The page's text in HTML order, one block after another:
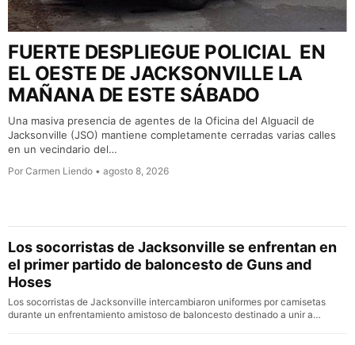
FUERTE DESPLIEGUE POLICIAL EN
EL OESTE DE JACKSONVILLE LA
MAÑANA DE ESTE SÁBADO
Una masiva presencia de agentes de la Oficina del Alguacil de
Jacksonville (JSO) mantiene completamente cerradas varias calles
en un vecindario del…
Por Carmen Liendo • agosto 8, 2026
Los socorristas de Jacksonville se enfrentan en
el primer partido de baloncesto de Guns and
Hoses
Los socorristas de Jacksonville intercambiaron uniformes por camisetas
durante un enfrentamiento amistoso de baloncesto destinado a unir a…